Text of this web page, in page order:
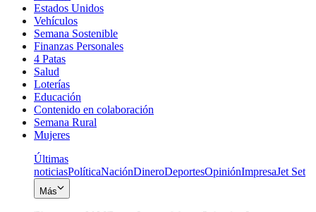
Estados Unidos
Vehículos
Semana Sostenible
Finanzas Personales
4 Patas
Salud
Loterías
Educación
Contenido en colaboración
Semana Rural
Mujeres
Últimas
noticiasPolíticaNaciónDineroDeportesOpiniónImpresaJet Set
Más